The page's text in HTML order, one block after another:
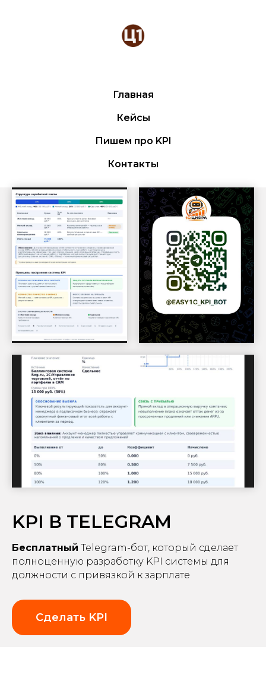
Главная
Кейсы
Пишем про KPI
Контакты
KPI В TELEGRAM
Бесплатный Telegram-бот, который сделает
полноценную разработку KPI системы для
должности с привязкой к зарплате
Сделать KPI